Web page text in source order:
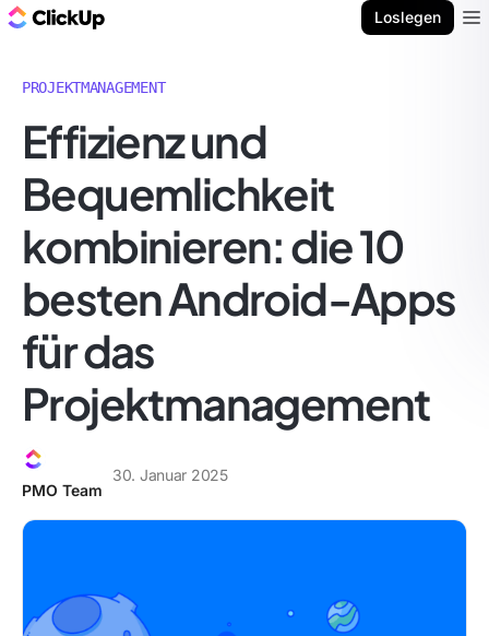
Loslegen
PROJEKTMANAGEMENT
Effizienz und
Bequemlichkeit
kombinieren: die 10
besten Android-Apps
für das
Projektmanagement
PMO Team
30. Januar 2025